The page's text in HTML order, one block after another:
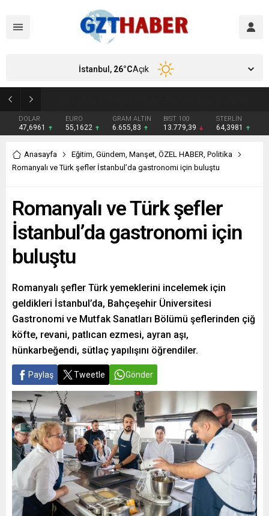
DOLAR
47,6961
EURO
55,1622
GRAM ALTIN
6.655,83
BIST 100
13.779,39
STERLİN
64,3981
İstanbul, 26°CAçık
Anasayfa Eğitim, Gündem, Manşet, ÖZEL HABER, Politika
Romanyalı ve Türk şefler İstanbul’da gastronomi için buluştu
Romanyalı ve Türk şefler
İstanbul’da gastronomi için
buluştu
Romanyalı şefler Türk yemeklerini incelemek için
geldikleri İstanbul’da, Bahçeşehir Üniversitesi
Gastronomi ve Mutfak Sanatları Bölümü şeflerinden çiğ
köfte, revani, patlıcan ezmesi, ayran aşı,
hünkarbeğendi, sütlaç yapılışını öğrendiler.
Paylaş Tweetle Gönder